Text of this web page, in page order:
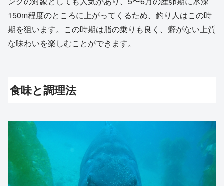
150m程度のところに上がってくるため、釣り人はこの時
期を狙います。この時期は脂の乗りも良く、癖がない上質
な味わいを楽しむことができます。
食味と調理法